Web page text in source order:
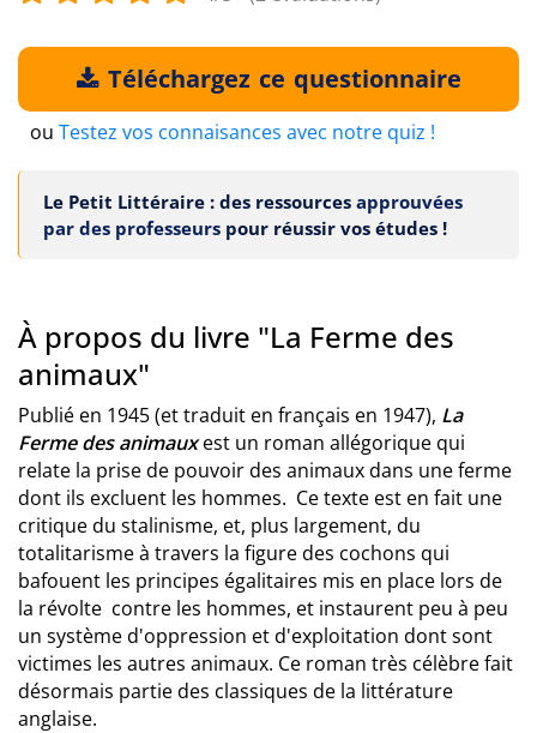
Téléchargez ce questionnaire
ou Testez vos connaisances avec notre quiz !
Le Petit Littéraire : des ressources approuvées
par des professeurs pour réussir vos études !
À propos du livre "La Ferme des
animaux"
Publié en 1945 (et traduit en français en 1947), La
Ferme des animauxest un roman allégorique qui
relate la prise de pouvoir des animaux dans une ferme
dont ils excluent les hommes. Ce texte est en fait une
critique du stalinisme, et, plus largement, du
totalitarisme à travers la figure des cochons qui
bafouent les principes égalitaires mis en place lors de
la révolte contre les hommes, et instaurent peu à peu
un système d'oppression et d'exploitation dont sont
victimes les autres animaux. Ce roman très célèbre fait
désormais partie des classiques de la littérature
anglaise.